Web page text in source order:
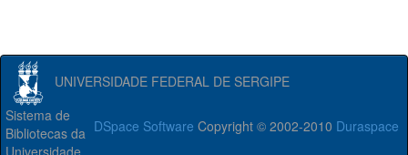
UNIVERSIDADE FEDERAL DE SERGIPE
DSpace Software Copyright © 2002-2010 Duraspace
Sistema de
Bibliotecas da
Universidade